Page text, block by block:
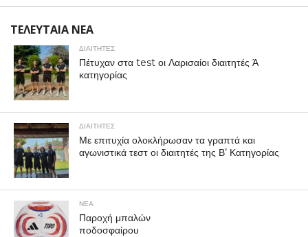
ΤΕΛΕΥΤΑΙΑ ΝΕΑ
ΔΙΑΙΤΗΤΕΣ
Πέτυχαν στα test οι Λαρισαίοι διαιτητές Ά
κατηγορίας
ΔΙΑΙΤΗΤΕΣ
Με επιτυχία ολοκλήρωσαν τα γραπτά και
αγωνιστικά τεστ οι διαιτητές της Β’ Κατηγορίας
ΝΕΑ
Παροχή μπαλών
ποδοσφαίρου